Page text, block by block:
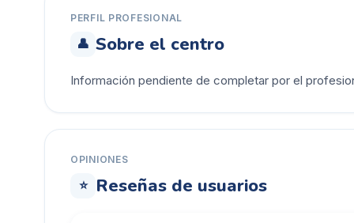
PERFIL PROFESIONAL
👤 Sobre el centro
Información pendiente de completar por el
OPINIONES
⭐ Reseñas de usuarios